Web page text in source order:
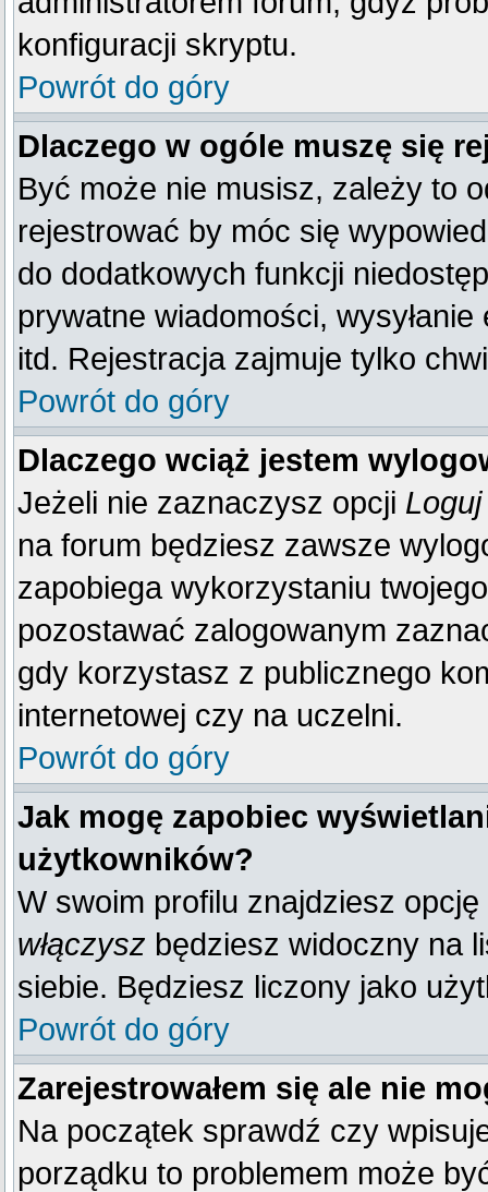
konfiguracji skryptu.
Powrót do góry
Dlaczego w ogóle muszę się
Być może nie musisz, zależy to
rejestrować by móc się
do dodatkowych funkcji
prywatne wiadomości,
itd. Rejestracja zajmuje tylko
Powrót do góry
Dlaczego wciąż jestem
Jeżeli nie zaznaczysz opcji
na forum będziesz zawsze
zapobiega wykorzystaniu
pozostawać zalogowanym
gdy korzystasz z publicznego
internetowej czy na uczelni.
Powrót do góry
Jak mogę zapobiec
użytkowników?
W swoim profilu znajdziesz opcję
włączysz będziesz widoczny na
siebie. Będziesz liczony jako
Powrót do góry
Zarejestrowałem się ale nie
Na początek sprawdź czy
porządku to problemem może